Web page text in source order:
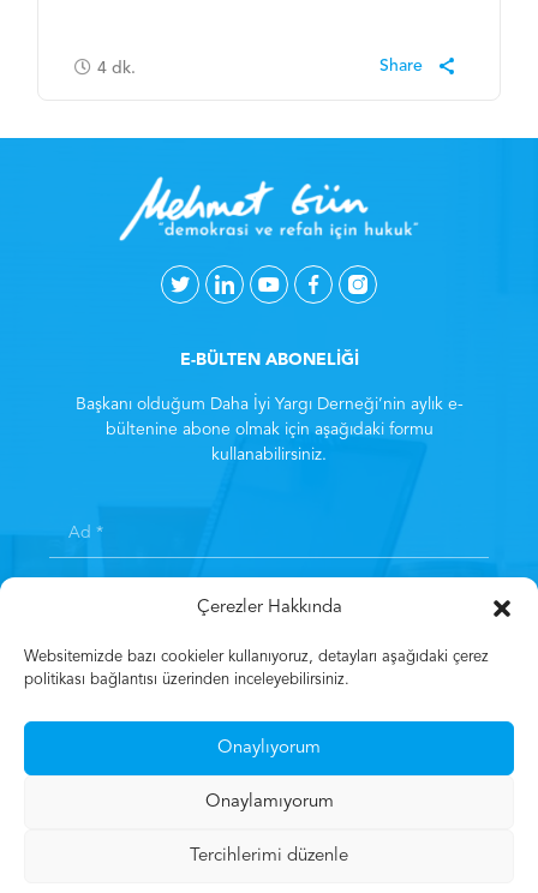
Çerezler Hakkında
Websitemizde bazı cookieler kullanıyoruz, detayları aşağıdaki çerez
politikası bağlantısı üzerinden inceleyebilirsiniz.
Onaylıyorum
Onaylamıyorum
Tercihlerimi düzenle
4 dk.
E-BÜLTEN ABONELİĞİ
Başkanı olduğum Daha İyi Yargı Derneği’nin aylık e-
bültenine abone olmak için aşağıdaki formu
kullanabilirsiniz.